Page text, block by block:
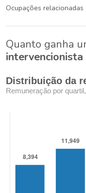
Ocupações relacionadas
Quanto ganha
intervencionista
Distribuição da
Remuneração por